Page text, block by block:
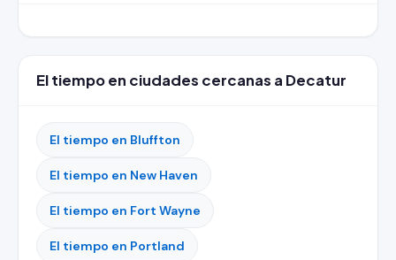
El tiempo en ciudades cercanas a Decatur
El tiempo en Bluffton
El tiempo en New Haven
El tiempo en Fort Wayne
El tiempo en Portland